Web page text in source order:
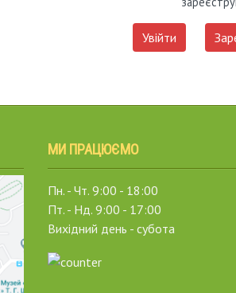
Увійти
МИ ПРАЦЮЄМО
Пн. - Чт. 9:00 - 18:00
Пт. - Нд. 9:00 - 17:00
Вихідний день - субота